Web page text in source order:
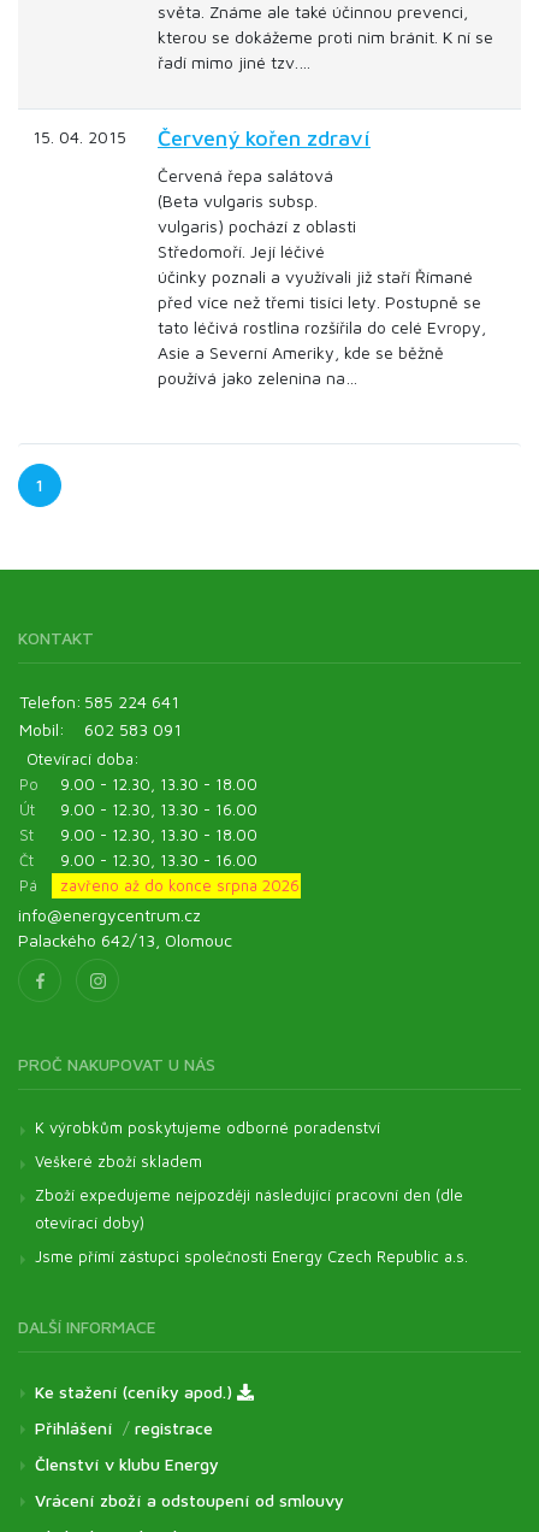
světa. Známe ale také účinnou prevenci,
kterou se dokážeme proti nim bránit. K ní se
řadí mimo jiné tzv.…
15. 04. 2015 Červený kořen zdraví
Červená řepa salátová
(Beta vulgaris subsp.
vulgaris) pochází z oblasti
Středomoří. Její léčivé
účinky poznali a využívali již staří Římané
před více než třemi tisíci lety. Postupně se
tato léčivá rostlina rozšířila do celé Evropy,
Asie a Severní Ameriky, kde se běžně
používá jako zelenina na…
1
KONTAKT
Telefon: 585 224 641
Mobil:
602 583 091
Otevírací doba:
Po
9.00 - 12.30, 13.30 - 18.00
Út
9.00 - 12.30, 13.30 - 16.00
St
9.00 - 12.30, 13.30 - 18.00
Čt
9.00 - 12.30, 13.30 - 16.00
Pá
zavřeno až do konce srpna 2026
info@energycentrum.cz
Palackého 642/13, Olomouc
PROČ NAKUPOVAT U NÁS
K výrobkům poskytujeme odborné poradenství
Veškeré zboží skladem
Zboží expedujeme nejpozději následující pracovní den (dle
otevírací doby)
Jsme přímí zástupci společnosti Energy Czech Republic a.s.
DALŠÍ INFORMACE
Ke stažení (ceníky apod.)
Přihlášení / registrace
Členství v klubu Energy
Vrácení zboží a odstoupení od smlouvy